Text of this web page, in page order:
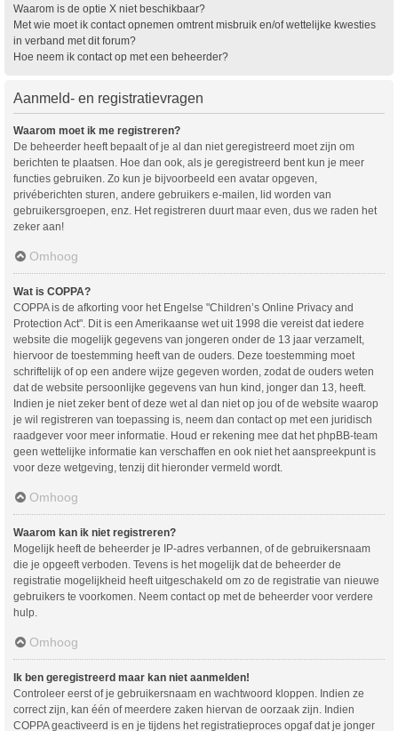
Waarom is de optie X niet beschikbaar?
Met wie moet ik contact opnemen omtrent misbruik en/of wettelijke kwesties
in verband met dit forum?
Hoe neem ik contact op met een beheerder?
Aanmeld- en registratievragen
Waarom moet ik me registreren?
De beheerder heeft bepaalt of je al dan niet geregistreerd moet zijn om
berichten te plaatsen. Hoe dan ook, als je geregistreerd bent kun je meer
functies gebruiken. Zo kun je bijvoorbeeld een avatar opgeven,
privéberichten sturen, andere gebruikers e-mailen, lid worden van
gebruikersgroepen, enz. Het registreren duurt maar even, dus we raden het
zeker aan!
Omhoog
Wat is COPPA?
COPPA is de afkorting voor het Engelse "Children’s Online Privacy and
Protection Act". Dit is een Amerikaanse wet uit 1998 die vereist dat iedere
website die mogelijk gegevens van jongeren onder de 13 jaar verzamelt,
hiervoor de toestemming heeft van de ouders. Deze toestemming moet
schriftelijk of op een andere wijze gegeven worden, zodat de ouders weten
dat de website persoonlijke gegevens van hun kind, jonger dan 13, heeft.
Indien je niet zeker bent of deze wet al dan niet op jou of de website waarop
je wil registreren van toepassing is, neem dan contact op met een juridisch
raadgever voor meer informatie. Houd er rekening mee dat het phpBB-team
geen wettelijke informatie kan verschaffen en ook niet het aanspreekpunt is
voor deze wetgeving, tenzij dit hieronder vermeld wordt.
Omhoog
Waarom kan ik niet registreren?
Mogelijk heeft de beheerder je IP-adres verbannen, of de gebruikersnaam
die je opgeeft verboden. Tevens is het mogelijk dat de beheerder de
registratie mogelijkheid heeft uitgeschakeld om zo de registratie van nieuwe
gebruikers te voorkomen. Neem contact op met de beheerder voor verdere
hulp.
Omhoog
Ik ben geregistreerd maar kan niet aanmelden!
Controleer eerst of je gebruikersnaam en wachtwoord kloppen. Indien ze
correct zijn, kan één of meerdere zaken hiervan de oorzaak zijn. Indien
COPPA geactiveerd is en je tijdens het registratieproces opgaf dat je jonger